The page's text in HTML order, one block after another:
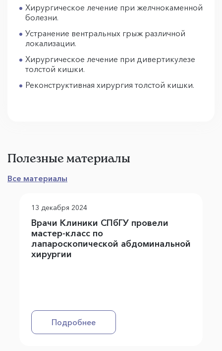
Хирургическое лечение при желчнокаменной
болезни.
Устранение вентральных грыж различной
локализации.
Хирургическое лечение при дивертикулезе
толстой кишки.
Реконструктивная хирургия толстой кишки.
Полезные материалы
Все материалы
13 декабря 2024
Врачи Клиники СПбГУ провели
мастер-класс по
лапароскопической абдоминальной
хирургии
Подробнее